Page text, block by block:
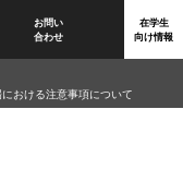
お問い
合わせ
在学生
向け情報
おける注意事項について